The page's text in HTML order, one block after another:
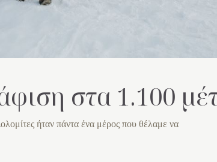
στα 1.100
ήταν πάντα ένα μέρος που θέλαμε να